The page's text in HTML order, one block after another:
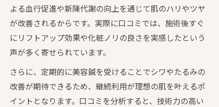
よる血行促進や新陳代謝の向上を通じて肌のハリやツヤ
が改善されるからです。実際に口コミでは、施術後すぐ
にリフトアップ効果や化粧ノリの良さを実感したという
声が多く寄せられています。
さらに、定期的に美容鍼を受けることでシワやたるみの
改善が期待できるため、継続利用が理想の肌を叶えるポ
イントとなります。口コミを分析すると、技術力の高い